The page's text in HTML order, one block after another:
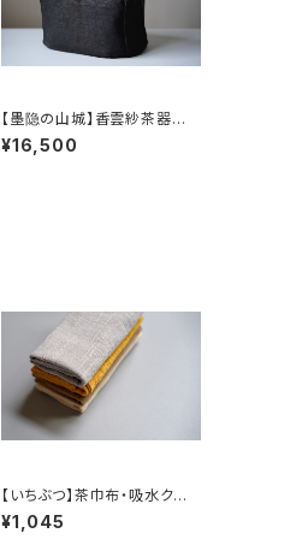
【墨隐の山城】香雲紗茶器収
納バッグ 「内袋分離式のアウ
トドアティーバッグ」
¥16,500
【いちぶつ】茶巾布・吸水クロ
ス｜速乾・カビが生えにくい
¥1,045